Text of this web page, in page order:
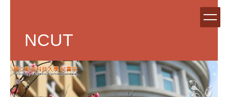
容
區
NCUT